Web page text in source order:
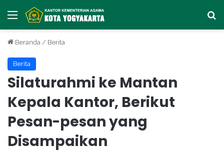
Menu
Beranda / Berita
Berita
Silaturahmi ke Mantan
Kepala Kantor, Berikut
Pesan-pesan yang
Disampaikan